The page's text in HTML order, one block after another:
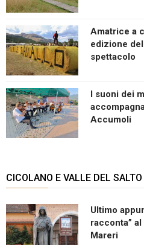
Amatrice a
edizione
spettacolo
I suoni dei
Accumoli
CICOLANO E VALLE DEL SALTO
Ultimo
racconta”
Mareri